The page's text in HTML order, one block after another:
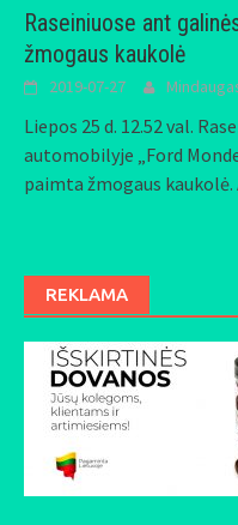
Raseiniuose ant
žmogaus kaukolė
2019-07-27
Liepos 25 d. 12.52 val.
automobilyje „Ford
paimta žmogaus
REKLAMA